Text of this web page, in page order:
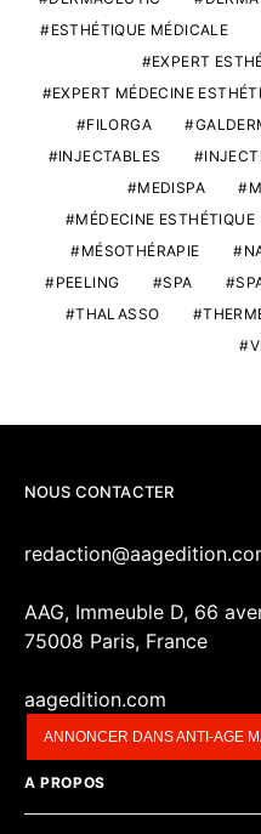
ESTHÉTIQUE MÉDICALE
EXPERT
EXPERT MÉDECINE
FILORGA
INJECTABLES
MEDISPA
MÉDECINE ESTHÉTIQUE
MÉSOTHÉRAPIE
PEELING
SPA
THALASSO
NOUS CONTACTER
AAG, Immeuble D, 66
75008 Paris, France
aagedition.com
ANNONCER DANS ANTI-AGE
A PROPOS